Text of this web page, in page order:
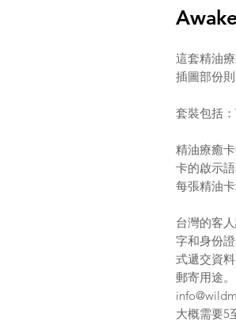
這套精油
插圖部份
套裝包括
精油療癒
卡的啟示
每張精油
台灣的客
字和身份
式遞交資
郵寄用途
大概需要5